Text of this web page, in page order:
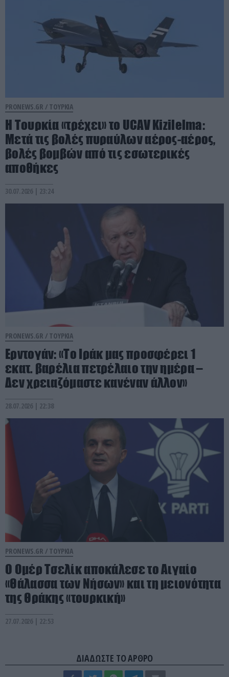
PRONEWS.GR / ΤΟΥΡΚΙΑ
Η Τουρκία «τρέχει» το UCAV Kizilelma:
Μετά τις βολές πυραύλων αέρος-αέρος,
βολές βομβών από τις εσωτερικές
αποθήκες
30.07.2026 | 23:24
PRONEWS.GR / ΤΟΥΡΚΙΑ
Ερντογάν: «Το Ιράκ μας προσφέρει 1
εκατ. βαρέλια πετρέλαιο την ημέρα –
Δεν χρειαζόμαστε κανέναν άλλον»
28.07.2026 | 22:38
PRONEWS.GR / ΤΟΥΡΚΙΑ
Ο Ομέρ Τσελίκ αποκάλεσε το Αιγαίο
«Θάλασσα των Νήσων» και τη μειονότητα
της Θράκης «τουρκική»
27.07.2026 | 22:53
ΔΙΑΔΩΣΤΕ ΤΟ ΑΡΘΡΟ